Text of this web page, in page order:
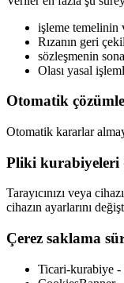
işleme temelinin
Rızanın geri
sözleşmenin
Olası yasal
Otomatik
Otomatik kararlar
Pliki kurabiyeleri
Tarayıcınızı veya
cihazın ayarlarını
Çerez saklama
Ticari-kurabiye -